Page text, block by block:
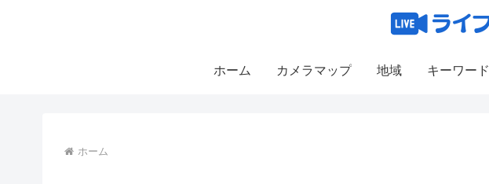
ホーム カメラマップ 地域 キーワード
ホーム